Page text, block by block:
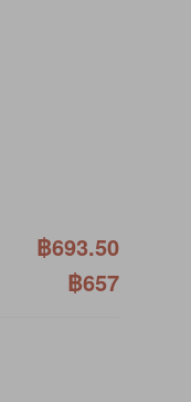
฿693.50
฿657